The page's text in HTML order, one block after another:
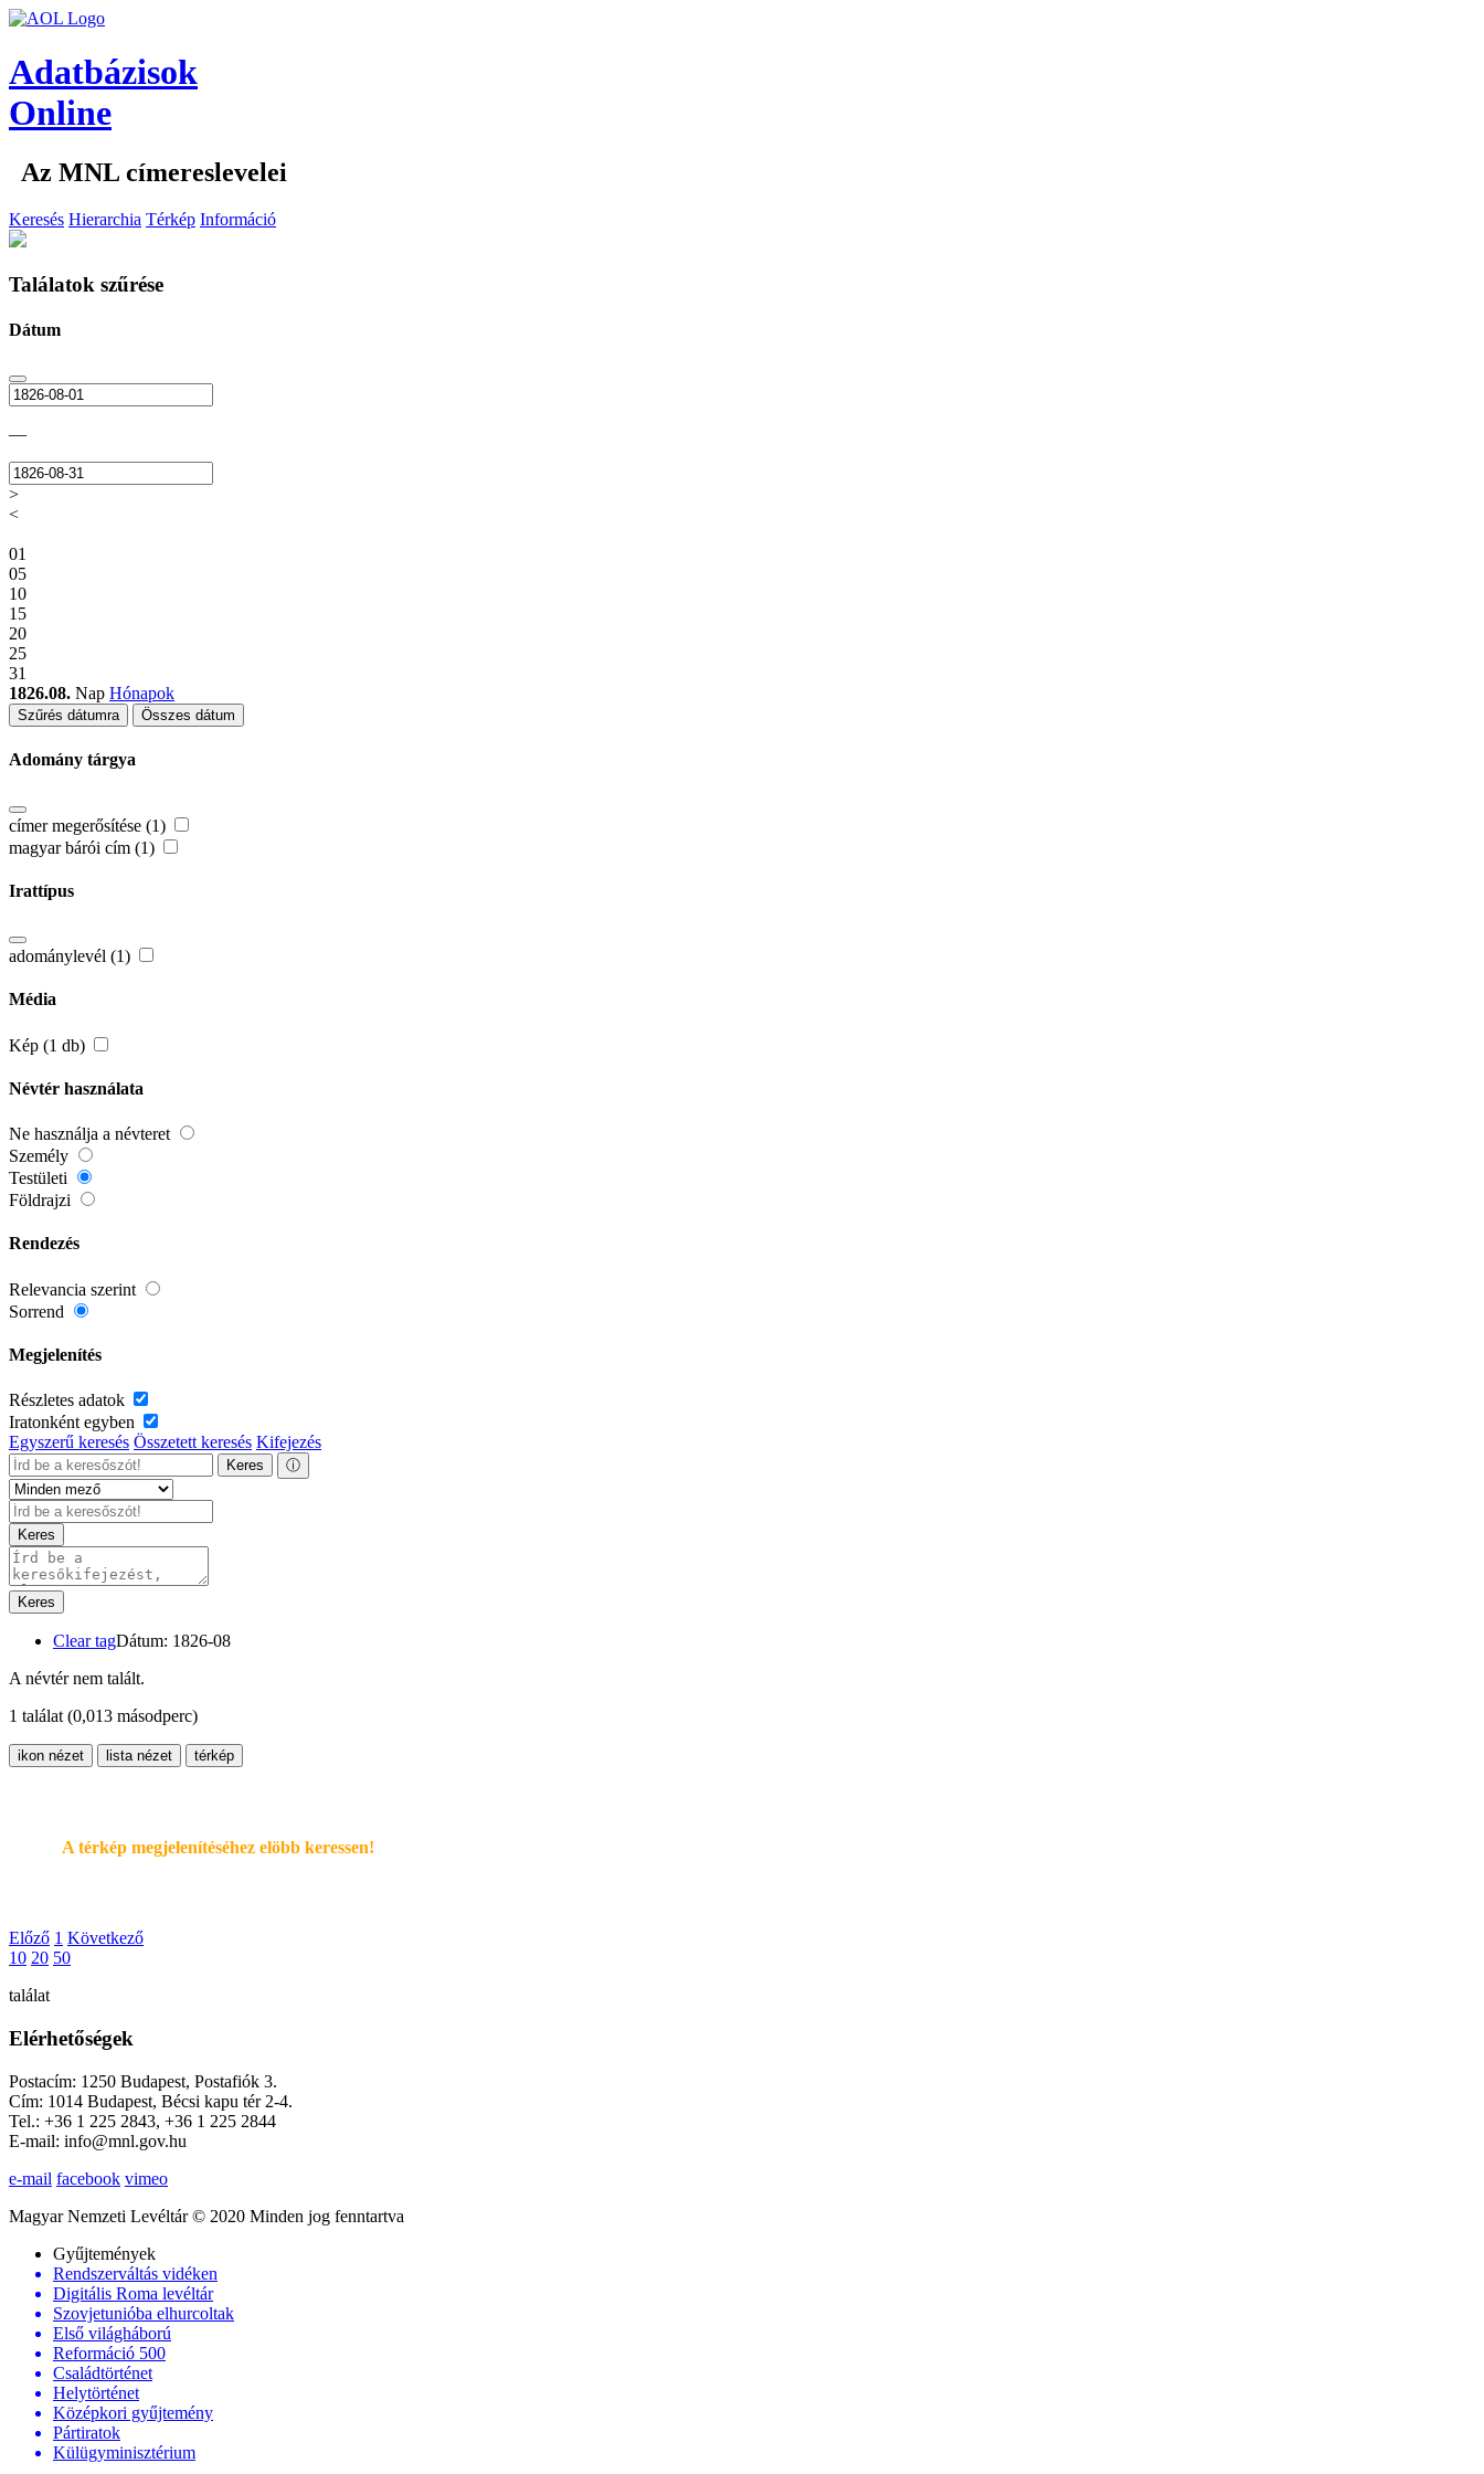
Adatbázisok
Online
Az MNL címereslevelei
Keresés Hierarchia Térkép Információ
Találatok szűrése
Dátum
—
>
<
01
05
10
15
20
25
31
1826.08. Nap Hónapok
Szűrés dátumra Összes dátum
Adomány tárgya
címer megerősítése (1)
magyar bárói cím (1)
Irattípus
adománylevél (1)
Média
Kép (1 db)
Névtér használata
Ne használja a névteret
Személy
Testületi
Földrajzi
Rendezés
Relevancia szerint
Sorrend
Megjelenítés
Részletes adatok
Iratonként egyben
Egyszerű keresés Összetett keresés Kifejezés
Keres ⓘ
Keres
Keres
Clear tagDátum: 1826-08
A névtér nem talált.
1 találat (0,013 másodperc)
ikon nézet lista nézet térkép
A térkép megjelenítéséhez elöbb keressen!
Előző 1 Következő
10 20 50
találat
Elérhetőségek
Postacím: 1250 Budapest, Postafiók 3.
Cím: 1014 Budapest, Bécsi kapu tér 2-4.
Tel.: +36 1 225 2843, +36 1 225 2844
E-mail: info@mnl.gov.hu
e-mail facebook vimeo
Magyar Nemzeti Levéltár © 2020 Minden jog fenntartva
Gyűjtemények
Rendszerváltás vidéken
Digitális Roma levéltár
Szovjetunióba elhurcoltak
Első világháború
Reformáció 500
Családtörténet
Helytörténet
Középkori gyűjtemény
Pártiratok
Külügyminisztérium